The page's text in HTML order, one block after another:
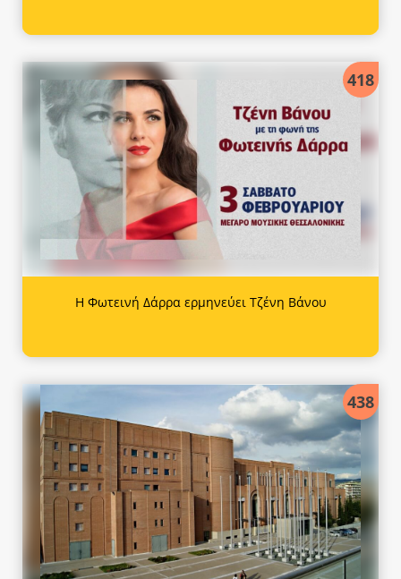
418
Η Φωτεινή Δάρρα ερμηνεύει Τζένη Βάνου
438